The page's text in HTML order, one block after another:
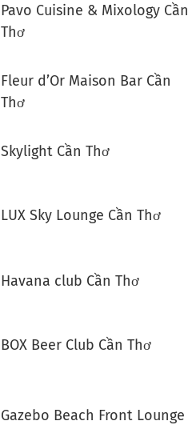
Pavo Cuisine & Mixology Cần
Thơ
Fleur d’Or Maison Bar Cần
Thơ
Skylight Cần Thơ
LUX Sky Lounge Cần Thơ
Havana club Cần Thơ
BOX Beer Club Cần Thơ
Gazebo Beach Front Lounge